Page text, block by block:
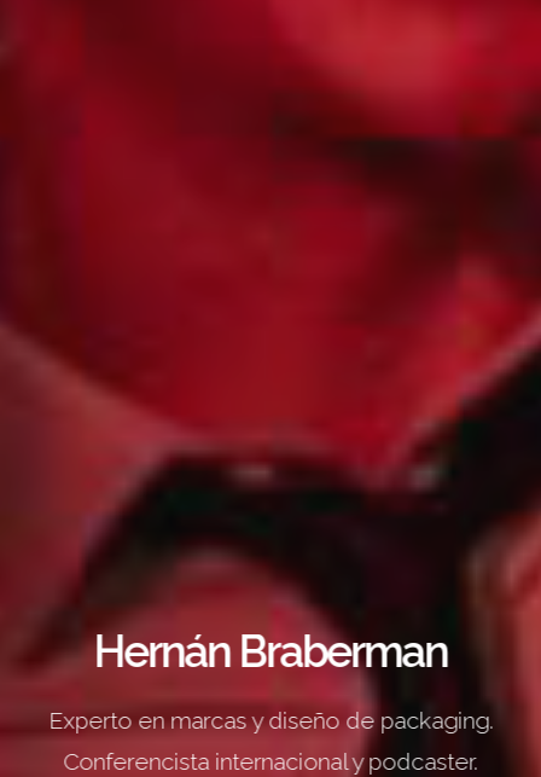
Hernán Braberman
Experto en marcas y diseño de packaging.
Conferencista internacional y podcaster.